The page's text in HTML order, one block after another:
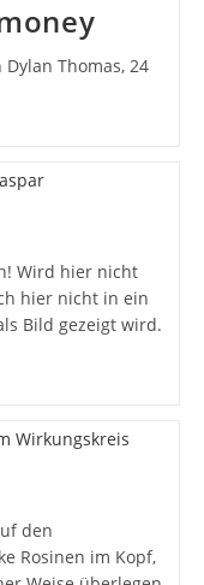
Thomas, 24
Wird hier nicht
hier nicht in ein
Bild gezeigt wird.
den
Rosinen im Kopf,